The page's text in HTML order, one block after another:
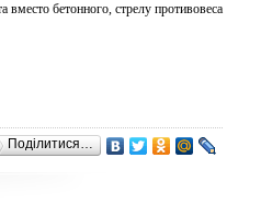
бетонного, стрелу противовеса
Поділитися…